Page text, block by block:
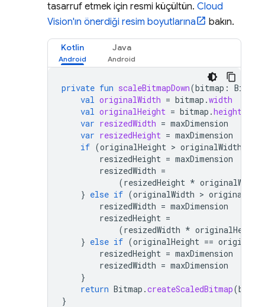
tasarruf etmek için resmi küçültün. Cloud
Vision'ın önerdiği resim boyutlarına
bakın.
Kotlin Java
private fun scaleBitmapDown(bitmap : Bitmap
val originalWidth = bitmap .width
val originalHeight = bitmap .height
var resizedWidth = maxDimension
var resizedHeight = maxDimension
if (originalHeight > originalWidth
resizedHeight = maxDimension
resizedWidth =
(resizedHeight * originalWidth
} else if (originalWidth >
resizedWidth = maxDimension
resizedHeight =
(resizedWidth * originalHeight
} else if (originalHeight ==
resizedHeight = maxDimension
resizedWidth = maxDimension
}
return Bitmap .createScaledBitmap(
}